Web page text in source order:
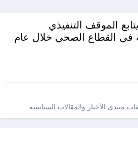
الموقف التنفيذي
في القطاع الصحي خلال عام
منتدى الأخبار والمقالات السياسية